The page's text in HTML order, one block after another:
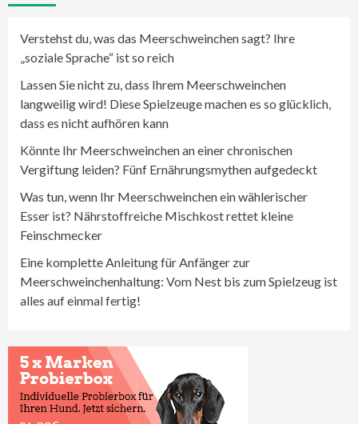
Verstehst du, was das Meerschweinchen sagt? Ihre
„soziale Sprache“ ist so reich
Lassen Sie nicht zu, dass Ihrem Meerschweinchen
langweilig wird! Diese Spielzeuge machen es so glücklich,
dass es nicht aufhören kann
Könnte Ihr Meerschweinchen an einer chronischen
Vergiftung leiden? Fünf Ernährungsmythen aufgedeckt
Was tun, wenn Ihr Meerschweinchen ein wählerischer
Esser ist? Nährstoffreiche Mischkost rettet kleine
Feinschmecker
Eine komplette Anleitung für Anfänger zur
Meerschweinchenhaltung: Vom Nest bis zum Spielzeug ist
alles auf einmal fertig!